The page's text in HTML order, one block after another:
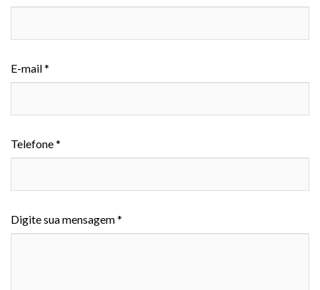
E-mail *
Telefone *
Digite sua mensagem *